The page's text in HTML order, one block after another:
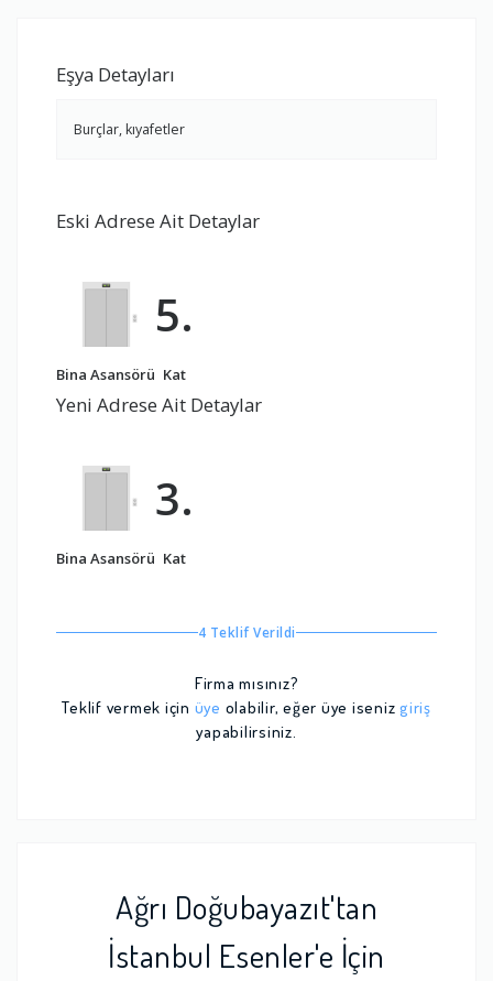
Eşya Detayları
Burçlar, kıyafetler
Eski Adrese Ait Detaylar
Bina Asansörü
5.
Kat
Yeni Adrese Ait Detaylar
Bina Asansörü
3.
Kat
4 Teklif Verildi
Firma mısınız?
Teklif vermek için üye olabilir, eğer üye iseniz giriş
yapabilirsiniz.
Ağrı Doğubayazıt'tan
İstanbul Esenler'e İçin